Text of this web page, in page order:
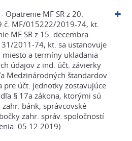
Opatrenie MF SR z 20.
č. MF/015222/2019-74, kt.
MF SR z 15. decembra
2011-74, kt. sa ustanovuje
miesto a termíny ukladania
údajov z ind. účt. závierky
Medzinárodných štandardov
pre účt. jednotky zostavujúce
§ 17a zákona, ktorými sú
bánk, správcovské
zahr. správ. spoločností
05.12.2019)